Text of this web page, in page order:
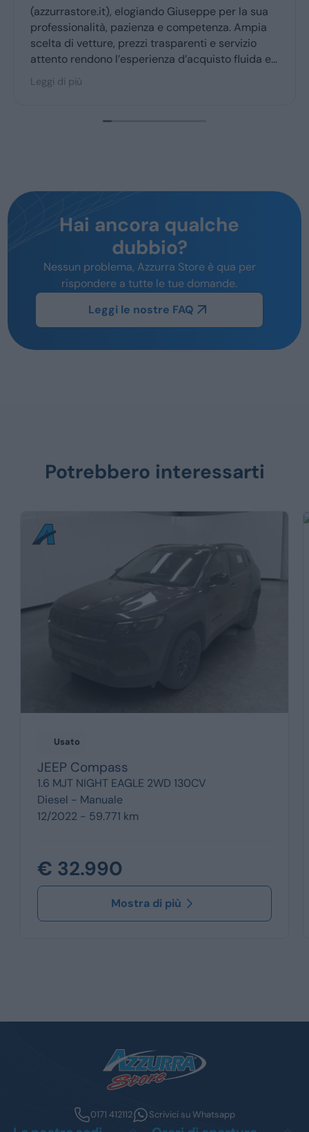
elogiando Giuseppe per la sua
pazienza e competenza. Ampia
di vetture, prezzi trasparenti e servizio
rendono l’esperienza d’acquisto fluida e
per la maggior parte degli utenti.
Hai ancora qualche
dubbio?
Nessun problema, Azzurra Store è qua per
rispondere a tutte le tue domande.
Leggi le nostre FAQ
Potrebbero interessarti
Usato
JEEP Compass
1.6 MJT NIGHT EAGLE 2WD 130CV
Diesel - Manuale
12/2022 - 59.771 km
€ 32.990
Mostra di più
0171 412112 Scrivici su Whatsapp